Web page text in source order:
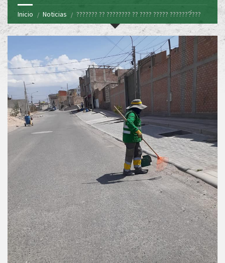
Inicio Noticias ??????? ?? ???????? ?? ???? ????? ???????́???